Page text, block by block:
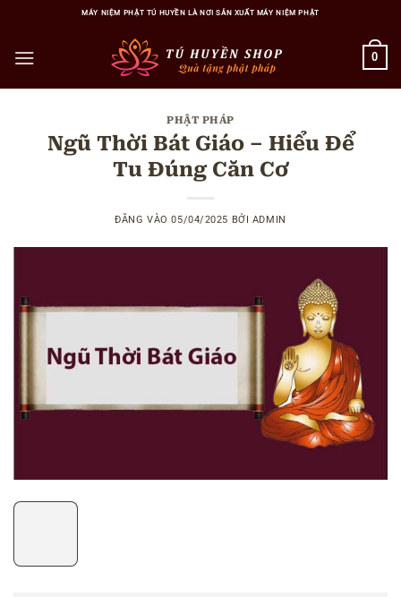
nội
MÁY NIỆM PHẬT TÚ HUYỀN LÀ NƠI SẢN XUẤT MÁY NIỆM PHẬT
0
PHẬT PHÁP
Ngũ Thời Bát Giáo – Hiểu Để
Tu Đúng Căn Cơ
ĐĂNG VÀO05/04/2025 BỞI ADMIN